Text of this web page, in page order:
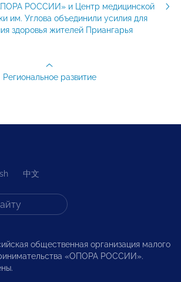
РОССИИ» и Центр медицинской
им. Углова объединили усилия для
здоровья жителей Приангарья
Региональное развитие
中文
общественная организация малого
«ОПОРА РОССИИ».